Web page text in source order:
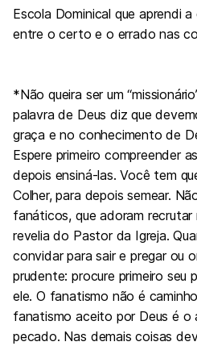
Escola Dominical que aprendi
entre o certo e o errado nas
*Não queira ser um
palavra de Deus diz que
graça e no conhecimento de
Espere primeiro compreender
depois ensiná-las. Você tem
Colher, para depois semear.
fanáticos, que adoram
revelia do Pastor da Igreja.
convidar para sair e pregar ou
prudente: procure primeiro seu
ele. O fanatismo não é
fanatismo aceito por Deus é o
pecado. Nas demais coisas